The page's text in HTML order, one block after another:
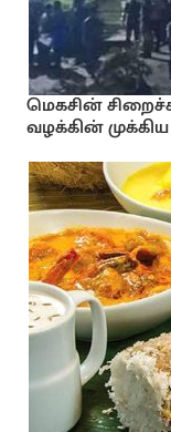
மெகசின்
வழக்கின்